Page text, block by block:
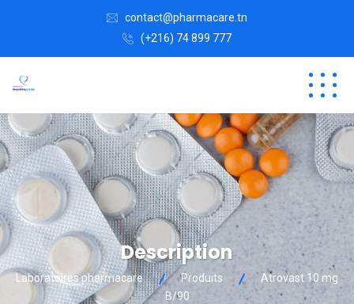
contact@pharmacare.tn
(+216) 74 899 777
Description
Laboratoires pharmacare Produits
Atrovast 10 mg
B/90